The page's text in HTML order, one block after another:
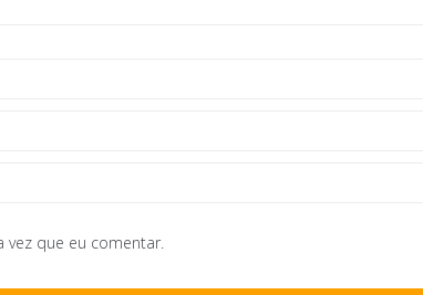
vez que eu comentar.